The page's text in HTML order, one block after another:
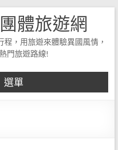
體旅遊網
，用旅遊來體驗異國風情，
門旅遊路線!
選單